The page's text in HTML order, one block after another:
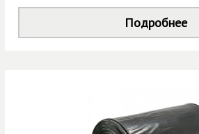
Подробнее